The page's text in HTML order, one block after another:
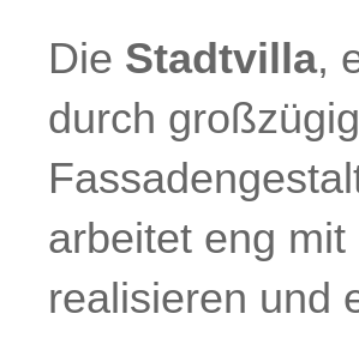
Die Stadtvilla,
durch
arbeitet eng
realisieren und